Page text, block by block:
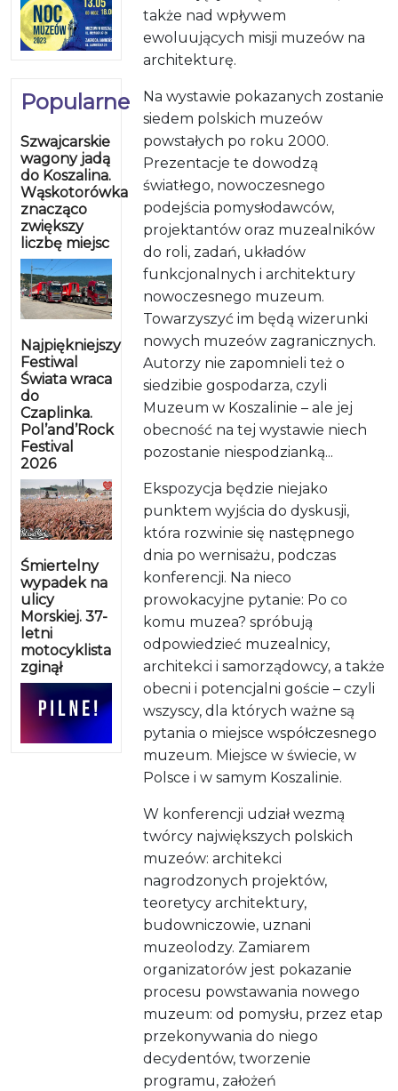
Popularne
Szwajcarskie
wagony jadą
do Koszalina.
Wąskotorówka
znacząco
zwiększy
liczbę miejsc
Najpiękniejszy
Festiwal
Świata wraca
do
Czaplinka.
Pol’and’Rock
Festival
2026
Śmiertelny
wypadek na
ulicy
Morskiej. 37-
letni
motocyklista
zginął
także nad wpływem
ewoluujących misji muzeów na
architekturę.
Na wystawie pokazanych zostanie
siedem polskich muzeów
powstałych po roku 2000.
Prezentacje te dowodzą
światłego, nowoczesnego
podejścia pomysłodawców,
projektantów oraz muzealników
do roli, zadań, układów
funkcjonalnych i architektury
nowoczesnego muzeum.
Towarzyszyć im będą wizerunki
nowych muzeów zagranicznych.
Autorzy nie zapomnieli też o
siedzibie gospodarza, czyli
Muzeum w Koszalinie – ale jej
obecność na tej wystawie niech
pozostanie niespodzianką...
Ekspozycja będzie niejako
punktem wyjścia do dyskusji,
która rozwinie się następnego
dnia po wernisażu, podczas
konferencji. Na nieco
prowokacyjne pytanie: Po co
komu muzea? spróbują
odpowiedzieć muzealnicy,
architekci i samorządowcy, a także
obecni i potencjalni goście – czyli
wszyscy, dla których ważne są
pytania o miejsce współczesnego
muzeum. Miejsce w świecie, w
Polsce i w samym Koszalinie.
W konferencji udział wezmą
twórcy największych polskich
muzeów: architekci
nagrodzonych projektów,
teoretycy architektury,
budowniczowie, uznani
muzeolodzy. Zamiarem
organizatorów jest pokazanie
procesu powstawania nowego
muzeum: od pomysłu, przez etap
przekonywania do niego
decydentów, tworzenie
programu, założeń